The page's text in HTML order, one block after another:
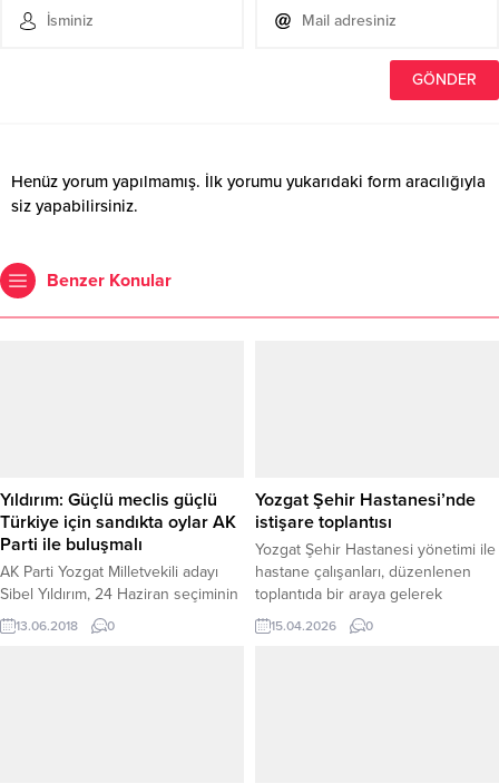
Henüz yorum yapılmamış. İlk yorumu yukarıdaki form aracılığıyla
siz yapabilirsiniz.
Benzer Konular
Yıldırım: Güçlü meclis güçlü
Türkiye için sandıkta oylar AK
Parti ile buluşmalı
AK Parti Yozgat Milletvekili adayı
Sibel Yıldırım, 24 Haziran seçiminin
ülke ve Yozgat açısından adeta bir
kader seçimi olacağını belirterek,
13.06.2018 0
Yozgat Şehir Hastanesi’nde
istişare toplantısı
Yozgat Şehir Hastanesi yönetimi ile
hastane çalışanları, düzenlenen
toplantıda bir araya gelerek
karşılıklı görüş alışverişinde
bulundu. Toplantıda personelin
15.04.2026 0